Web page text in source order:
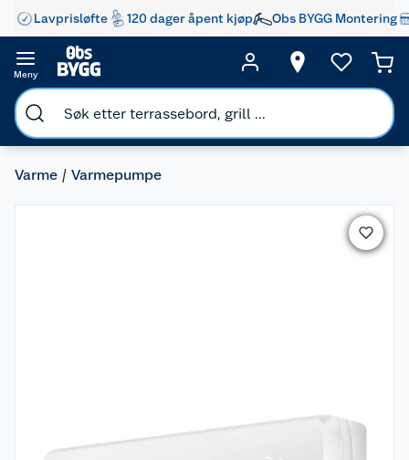
Lavprisløfte 120 dager åpent kjøp Obs BYGG Montering
Meny
Varme Varmepumpe